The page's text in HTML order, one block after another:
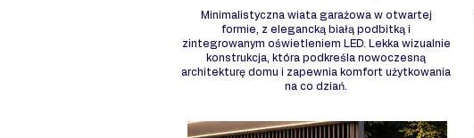
Minimalistyczna wiata garażowa w otwartej
formie, z elegancką białą podbitką i
zintegrowanym oświetleniem LED. Lekka wizualnie
konstrukcja, która podkreśla nowoczesną
architekturę domu i zapewnia komfort użytkowania
na co dziań.